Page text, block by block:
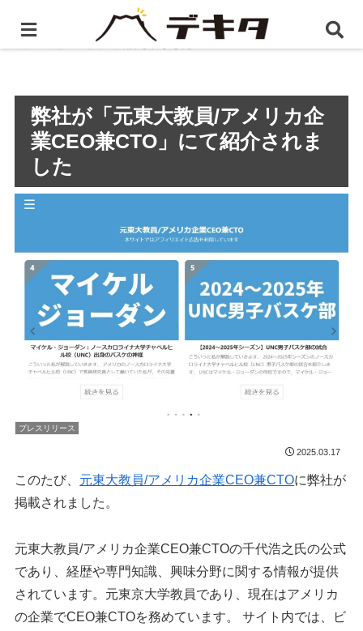
ホーム プレスリリース
弊社が「元東大教員/アメリカ
企業CEO兼CTO」にて紹介されました
弊社が「元東大教員/アメリカ企
業CEO兼CTO」にて紹介されま
した
プレスリリース
2025.03.17
このたび、 元東大教員/アメリカ企業CEO兼CTOに弊社が
掲載されました。
元東大教員/アメリカ企業CEO兼CTOの千代浩之氏の公式
であり、経歴や専門知識、興味分野に関する情報が提供
されています。​元東京大学教員であり、現在はアメリカ
の企業でCEO兼CTOを務めています。 サイト内では、ビ